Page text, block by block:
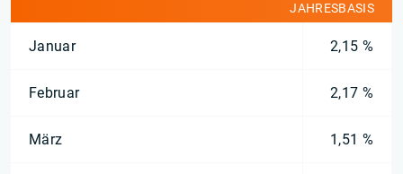
JAHRESBASIS
Januar 2,15 %
Februar 2,17 %
März 1,51 %